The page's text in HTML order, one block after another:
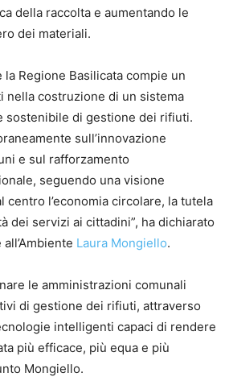
della raccolta e aumentando le
dei materiali.
Regione Basilicata compie un
nella costruzione di un sistema
sostenibile di gestione dei rifiuti.
sull’innovazione
e sul rafforzamento
seguendo una visione
centro l’economia circolare, la tutela
dei servizi ai cittadini”, ha dichiarato
Laura Mongiello.
le amministrazioni comunali
di gestione dei rifiuti, attraverso
intelligenti capaci di rendere
più efficace, più equa e più
Mongiello.